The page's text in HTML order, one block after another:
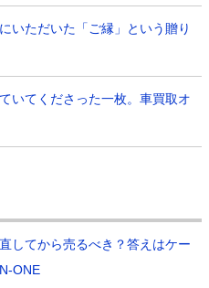
いただいた「ご縁」という贈り
いてくださった一枚。車買取オ
してから売るべき？答えはケー
ONE